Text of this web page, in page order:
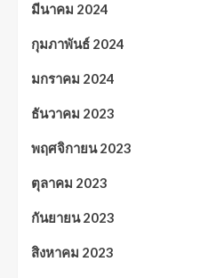
มีนาคม 2024
กุมภาพันธ์ 2024
มกราคม 2024
ธันวาคม 2023
พฤศจิกายน 2023
ตุลาคม 2023
กันยายน 2023
สิงหาคม 2023